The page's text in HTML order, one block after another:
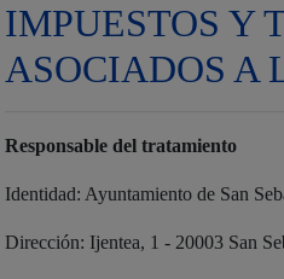
IMPUESTOS Y
ASOCIADOS A
Responsable del tratamiento
Identidad: Ayuntamiento de San
Dirección: Ijentea, 1 - 20003 San